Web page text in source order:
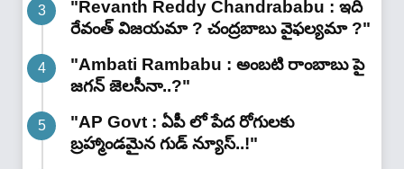
"Revanth Reddy Chandrababu : ఇది
రేవంత్ విజయమా ? చంద్రబాబు వైఫల్యమా ?"
"Ambati Rambabu : అంబటి రాంబాబు పై
జగన్ జెలసీనా..?"
"AP Govt : ఏపీ లో పేద రోగులకు
బ్రహ్మాండమైన గుడ్ న్యూస్..!"